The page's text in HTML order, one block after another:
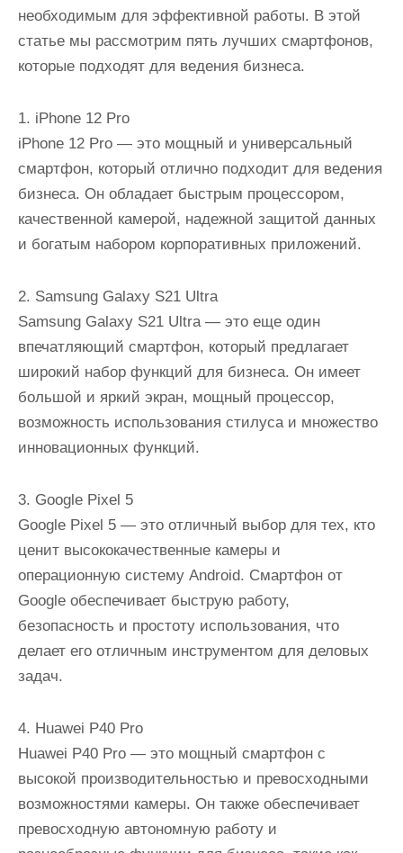
необходимым для эффективной работы. В этой
статье мы рассмотрим пять лучших смартфонов,
которые подходят для ведения бизнеса.
1. iPhone 12 Pro
iPhone 12 Pro — это мощный и универсальный
смартфон, который отлично подходит для ведения
бизнеса. Он обладает быстрым процессором,
качественной камерой, надежной защитой данных
и богатым набором корпоративных приложений.
2. Samsung Galaxy S21 Ultra
Samsung Galaxy S21 Ultra — это еще один
впечатляющий смартфон, который предлагает
широкий набор функций для бизнеса. Он имеет
большой и яркий экран, мощный процессор,
возможность использования стилуса и множество
инновационных функций.
3. Google Pixel 5
Google Pixel 5 — это отличный выбор для тех, кто
ценит высококачественные камеры и
операционную систему Android. Смартфон от
Google обеспечивает быструю работу,
безопасность и простоту использования, что
делает его отличным инструментом для деловых
задач.
4. Huawei P40 Pro
Huawei P40 Pro — это мощный смартфон с
высокой производительностью и превосходными
возможностями камеры. Он также обеспечивает
превосходную автономную работу и